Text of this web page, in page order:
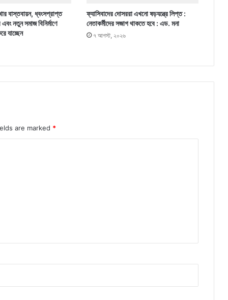
বাস্তবায়ন, ধ্বংসপ্রাপ্ত
নতুন সমাজ বিনির্মাণে
যাচ্ছেন
ফ্যাসিবাদের দোসররা এখনো ষড়যন্ত্রে লিপ্ত :
নেতাকর্মীদের সজাগ থাকতে হবে : এড. মনা
৭ আগস্ট, ২০২৬
are marked *